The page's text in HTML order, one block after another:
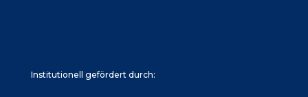
Institutionell gefördert durch: